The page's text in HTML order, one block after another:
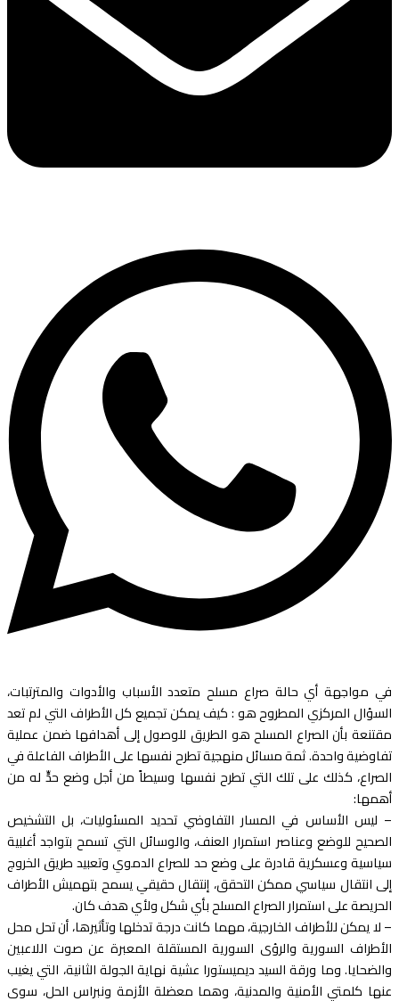
في مواجهة أي حالة صراع مسلح متعدد الأسباب والأدوات والمترتبات،
السؤال المركزي المطروح هو : كيف يمكن تجميع كل الأطراف التي لم تعد
مقتنعة بأن الصراع المسلح هو الطريق للوصول إلى أهدافها ضمن عملية
تفاوضية واحدة. ثمة مسائل منهجية تطرح نفسها على الأطراف الفاعلة في
الصراع، كذلك على تلك التي تطرح نفسها وسيطاً من أجل وضع حدٍّ له من
أهمها:
– ليس الأساس في المسار التفاوضي تحديد المسئوليات، بل التشخيص
الصحيح للوضع وعناصر استمرار العنف، والوسائل التي تسمح بتواجد أغلبية
سياسية وعسكرية قادرة على وضع حد للصراع الدموي وتعبيد طريق الخروج
إلى انتقال سياسي ممكن التحقق، إنتقال حقيقي يسمح بتهميش الأطراف
الحريصة على استمرار الصراع المسلح بأي شكل ولأي هدف كان.
– لا يمكن للأطراف الخارجية، مهما كانت درجة تدخلها وتأثيرها، أن تحل محل
الأطراف السورية والرؤى السورية المستقلة المعبرة عن صوت اللاعبين
والضحايا. وما ورقة السيد ديميستورا عشية نهاية الجولة الثانية، التي يغيب
عنها كلمتي الأمنية والمدنية، وهما معضلة الأزمة ونبراس الحل، سوى